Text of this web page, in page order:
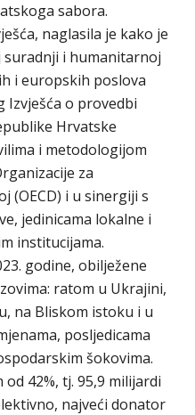
sabora.
naglasila je kako je
i humanitarnoj
i europskih poslova
Izvješća o provedbi
Hrvatske
i metodologijom
za
(OECD) i u sinergiji s
jedinicama lokalne i
institucijama.
godine, obilježene
ratom u Ukrajini,
na Bliskom istoku i u
posljedicama
šokovima.
42%, tj. 95,9 milijardi
najveći donator